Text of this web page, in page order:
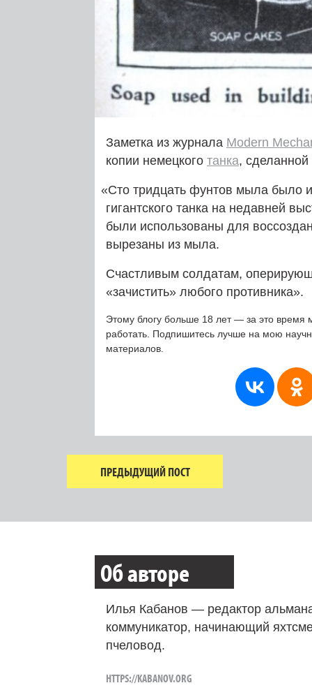
Заметка из журнала Modern
копии немецкого танка,
«Сто тридцать фунтов мыла было
гигантского танка на недавней
были использованы для
вырезаны из мыла.
Счастливым солдатам,
«зачистить» любого противника».
Этому блогу больше 18 лет — за это время
работать. Подпишитесь лучше на мою
материалов.
ПРЕДЫДУЩИЙ ПОСТ
Об авторе
Илья Кабанов — редактор
коммуникатор, начинающий
пчеловод.
HTTPS://KABANOV.ORG